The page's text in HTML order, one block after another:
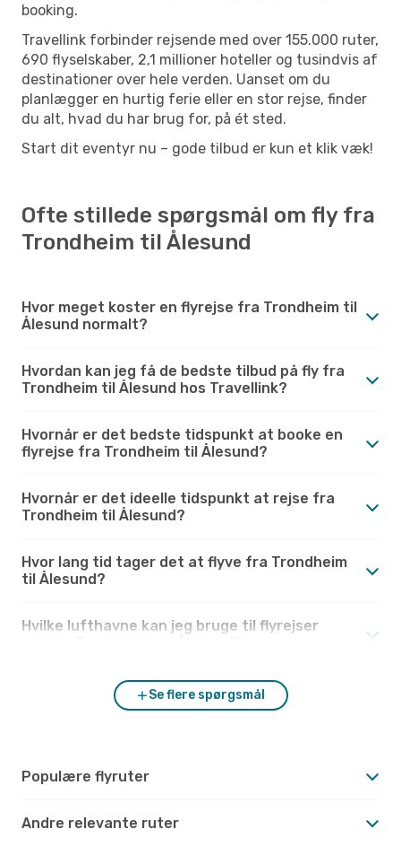
booking.
Travellink forbinder rejsende med over 155.000 ruter,
690 flyselskaber, 2,1 millioner hoteller og tusindvis af
destinationer over hele verden. Uanset om du
planlægger en hurtig ferie eller en stor rejse, finder
du alt, hvad du har brug for, på ét sted.
Start dit eventyr nu – gode tilbud er kun et klik væk!
Ofte stillede spørgsmål om fly fra
Trondheim til Ålesund
Hvor meget koster en flyrejse fra Trondheim til
Ålesund normalt?
Hvordan kan jeg få de bedste tilbud på fly fra
Trondheim til Ålesund hos Travellink?
Hvornår er det bedste tidspunkt at booke en
flyrejse fra Trondheim til Ålesund?
Hvornår er det ideelle tidspunkt at rejse fra
Trondheim til Ålesund?
Hvor lang tid tager det at flyve fra Trondheim
til Ålesund?
Hvilke lufthavne kan jeg bruge til flyrejser
Se flere spørgsmål
Populære flyruter
Andre relevante ruter